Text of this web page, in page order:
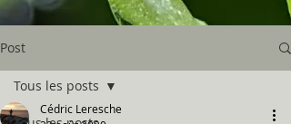
Post
Tous les posts
Cédric Leresche